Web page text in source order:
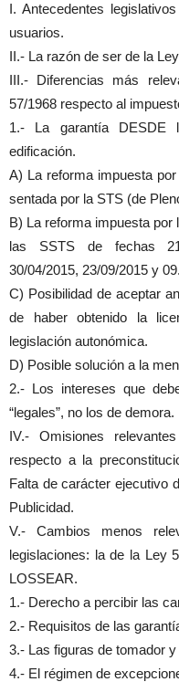
I. Antecedentes
usuarios.
II.- La razón de ser de la
III.- Diferencias más
57/1968 respecto al
1.- La garantía
edificación.
A) La reforma impuesta
sentada por la STS (de
B) La reforma impuesta
las SSTS de fechas
30/04/2015, 23/09/2015 y
C) Posibilidad de aceptar
de haber obtenido la
legislación autonómica.
D) Posible solución a la
2.- Los intereses que
“legales”, no los de demora.
IV.- Omisiones
respecto a la
Falta de carácter ejecutivo
Publicidad.
V.- Cambios menos
legislaciones: la de la Ley
LOSSEAR.
1.- Derecho a percibir las
2.- Requisitos de las
3.- Las figuras de tomador
4.- El régimen de